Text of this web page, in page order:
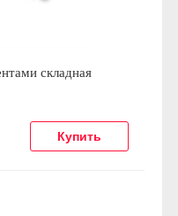
складная